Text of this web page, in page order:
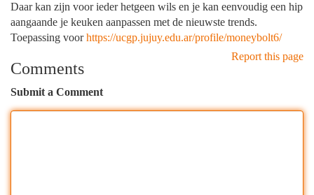
Daar kan zijn voor ieder hetgeen wils en je kan eenvoudig een hip
aangaande je keuken aanpassen met de nieuwste trends.
Toepassing voorhttps://ucgp.jujuy.edu.ar/profile/moneybolt6/
Report this page
Comments
Submit a Comment